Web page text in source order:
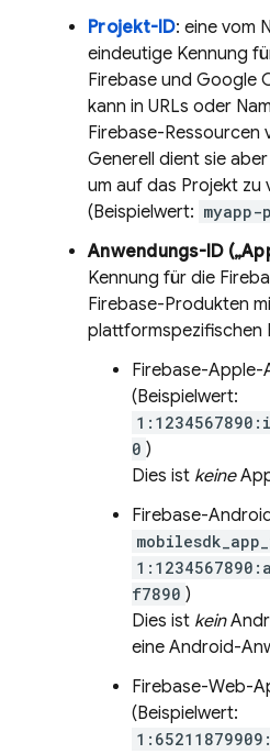
Projekt-ID: eine vom
eindeutige Kennung
Firebase und Google
kann in URLs oder
Firebase-Ressourcen
Generell dient sie
um auf das Projekt zu
(Beispielwert:
Anwendungs-ID
Kennung für die
Firebase-Produkten
plattformspezifischen
Firebase-Apple-
(Beispielwert:
0 )
Dies ist keine
Firebase-
f7890 )
Dies ist kein
eine Android-
Firebase-Web-
(Beispielwert: